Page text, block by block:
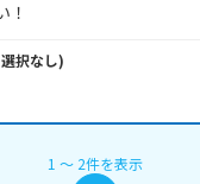
選択なし)
1 〜 2件を表示